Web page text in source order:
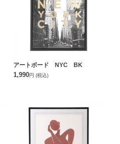
アートボード NYC BK
1,990円 (税込)